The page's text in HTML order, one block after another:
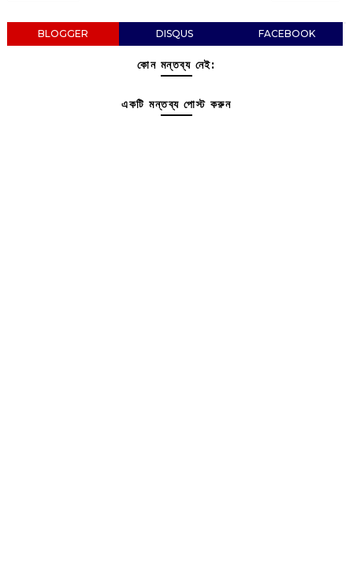
BLOGGER DISQUS FACEBOOK
কোন মন্তব্য নেই:
একটি মন্তব্য পোস্ট করুন